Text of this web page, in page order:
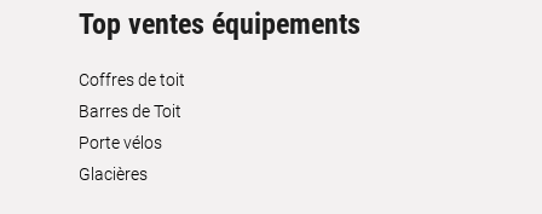
Top ventes équipements
Coffres de toit
Barres de Toit
Porte vélos
Glacières